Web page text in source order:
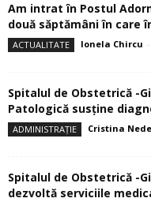
Am intrat în Postul
două săptămâni în care
ACTUALITATE Ionela Chircu -
Spitalul de Obstetrică -
Patologică susţine
ADMINISTRAȚIE Cristina
Spitalul de Obstetrică -
dezvoltă serviciile